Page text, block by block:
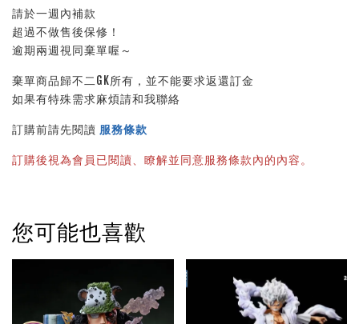
請於一週內補款
超過不做售後保修！
逾期兩週視同棄單喔～
棄單商品歸不二GK所有，並不能要求返還訂金
如果有特殊需求麻煩請和我聯絡
訂購前請先閱讀 服務條款
訂購後視為會員已閱讀、瞭解並同意服務條款內的內容。
您可能也喜歡